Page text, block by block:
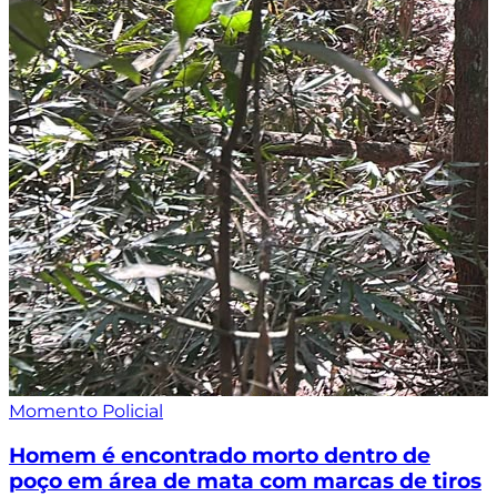
Momento Policial
Homem é encontrado morto dentro de
poço em área de mata com marcas de tiros